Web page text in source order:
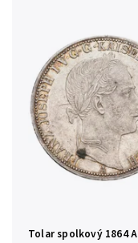
Tolar spolkový 1864 A